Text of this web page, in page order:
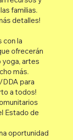
familias.
detalles!
con la
ofrecerán
artes
más.
para
a todos!
Estado de
oportunidad